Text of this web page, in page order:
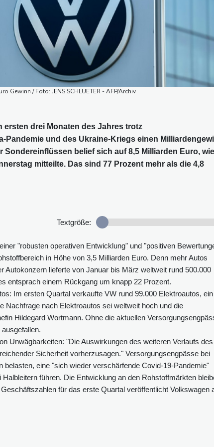
Gewinn / Foto: JENS SCHLUETER - AFP/Archiv
ersten drei Monaten des Jahres trotz
Pandemie und des Ukraine-Kriegs einen
belief sich auf 8,5 Milliarden Euro, wie
mitteilte. Das sind 77 Prozent mehr als die 4,8
Textgröße:
"robusten operativen Entwicklung" und "positiven
in Höhe von 3,5 Milliarden Euro. Denn mehr Autos
Autokonzern lieferte von Januar bis März weltweit rund 500.000
entsprach einem Rückgang um knapp 22 Prozent.
Im ersten Quartal verkaufte VW rund 99.000 Elektroautos, ein
Nachfrage nach Elektroautos sei weltweit hoch und die
Hildegard Wortmann. Ohne die aktuellen
Unwägbarkeiten: "Die Auswirkungen des weiteren Verlaufs des
Sicherheit vorherzusagen." Versorgungsengpässe bei
belasten, eine "sich wieder verschärfende Covid-19-Pandemie"
führen. Die Entwicklung an den Rohstoffmärkten
für das erste Quartal veröffentlicht Volkswagen